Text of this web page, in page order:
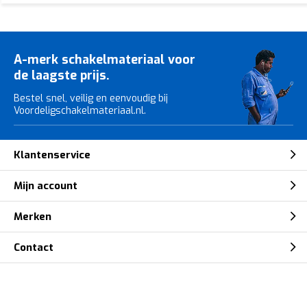
A-merk schakelmateriaal voor
de laagste prijs.
Bestel snel, veilig en eenvoudig bij
Voordeligschakelmateriaal.nl.
Klantenservice
Mijn account
Merken
Contact